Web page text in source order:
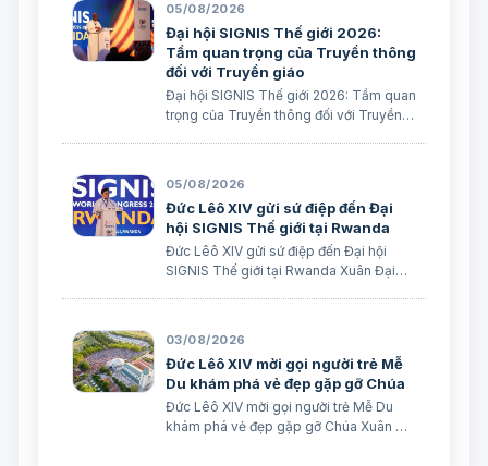
05/08/2026
Đại hội SIGNIS Thế giới 2026:
Tầm quan trọng của Truyền thông
đối với Truyền giáo
Đại hội SIGNIS Thế giới 2026: Tầm quan
trọng của Truyền thông đối với Truyền
05/08/2026
Đức Lêô XIV gửi sứ điệp đến Đại
hội SIGNIS Thế giới tại Rwanda
Đức Lêô XIV gửi sứ điệp đến Đại hội
SIGNIS Thế giới tại Rwanda Xuân Đại
Cha Lêô XIV kêu gọi những người làm
truyền thông C…
03/08/2026
Đức Lêô XIV mời gọi người trẻ Mễ
Du khám phá vẻ đẹp gặp gỡ Chúa
Đức Lêô XIV mời gọi người trẻ Mễ Du
khám phá vẻ đẹp gặp gỡ Chúa Xuân Đại